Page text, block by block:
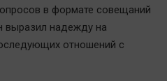
в формате совещаний
выразил надежду на
отношений с